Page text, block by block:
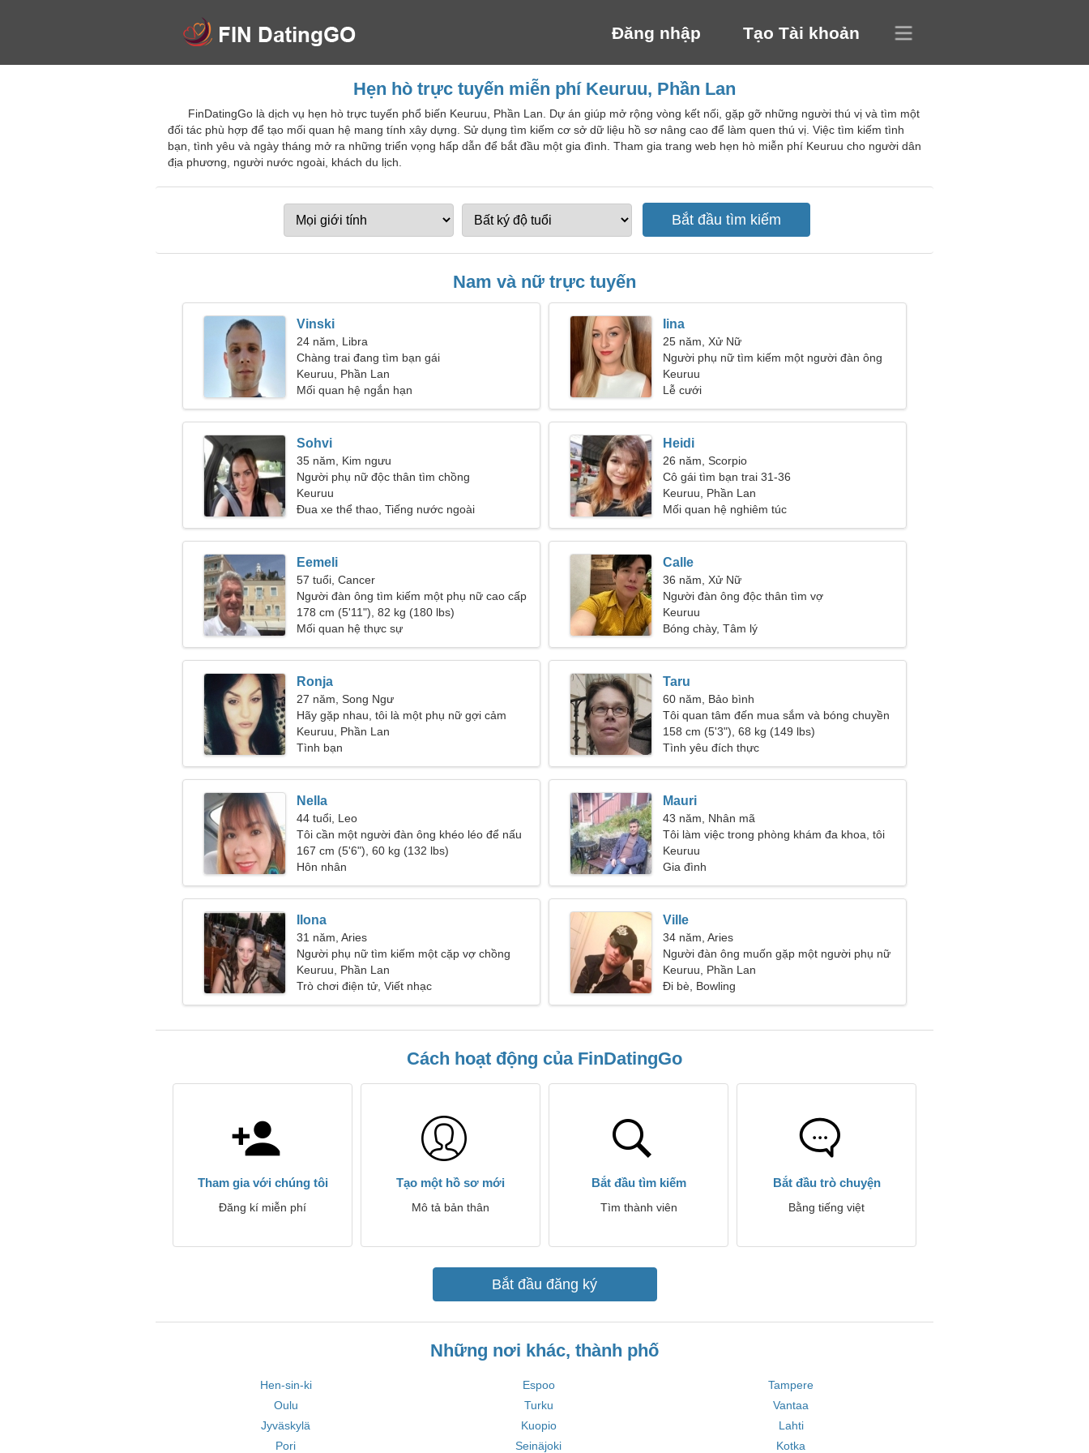
Đăng nhập Tạo Tài khoản
Hẹn hò trực tuyến miễn phí Keuruu, Phần Lan
FinDatingGo là dịch vụ hẹn hò trực tuyến phổ biến Keuruu, Phần Lan. Dự án giúp mở rộng vòng kết nối, gặp gỡ những người thú vị và tìm một
đối tác phù hợp để tạo mối quan hệ mang tính xây dựng. Sử dụng tìm kiếm cơ sở dữ liệu hồ sơ nâng cao để làm quen thú vị. Việc tìm kiếm tình
bạn, tình yêu và ngày tháng mở ra những triển vọng hấp dẫn để bắt đầu một gia đình. Tham gia trang web hẹn hò miễn phí Keuruu cho người dân
địa phương, người nước ngoài, khách du lịch.
Nam và nữ trực tuyến
Vinski
24 năm, Libra
Chàng trai đang tìm bạn gái
Keuruu, Phần Lan
Mối quan hệ ngắn hạn
Iina
25 năm, Xử Nữ
Người phụ nữ tìm kiếm một người đàn ông
Keuruu
Lễ cưới
Sohvi
35 năm, Kim ngưu
Người phụ nữ độc thân tìm chồng
Keuruu
Đua xe thể thao, Tiếng nước ngoài
Heidi
26 năm, Scorpio
Cô gái tìm bạn trai 31-36
Keuruu, Phần Lan
Mối quan hệ nghiêm túc
Eemeli
57 tuổi, Cancer
Người đàn ông tìm kiếm một phụ nữ cao cấp
46-55
178 cm (5'11"), 82 kg (180 lbs)
Mối quan hệ thực sự
Calle
36 năm, Xử Nữ
Người đàn ông độc thân tìm vợ
Keuruu
Bóng chày, Tâm lý
Ronja
27 năm, Song Ngư
Hãy gặp nhau, tôi là một phụ nữ gợi cảm
Keuruu, Phần Lan
Tình bạn
Taru
60 năm, Bảo bình
Tôi quan tâm đến mua sắm và bóng chuyền
158 cm (5'3"), 68 kg (149 lbs)
Tình yêu đích thực
Nella
44 tuổi, Leo
Tôi cần một người đàn ông khéo léo để nấu
ăn cùng nhau
167 cm (5'6"), 60 kg (132 lbs)
Hôn nhân
Mauri
43 năm, Nhân mã
Tôi làm việc trong phòng khám đa khoa, tôi
cần một người phụ nữ hấp dẫn
Keuruu
Gia đình
Ilona
31 năm, Aries
Người phụ nữ tìm kiếm một cặp vợ chồng
Keuruu, Phần Lan
Trò chơi điện tử, Viết nhạc
Ville
34 năm, Aries
Người đàn ông muốn gặp một người phụ nữ
Keuruu, Phần Lan
Đi bè, Bowling
Cách hoạt động của FinDatingGo
Tham gia với chúng tôi
Đăng kí miễn phí
Tạo một hồ sơ mới
Mô tả bản thân
Bắt đầu tìm kiếm
Tìm thành viên
Bắt đầu trò chuyện
Bằng tiếng việt
Bắt đầu đăng ký
Những nơi khác, thành phố
Hen-sin-ki Espoo
Tampere
Oulu
Turku
Vantaa
Jyväskylä
Kuopio
Lahti
Pori
Seinäjoki Kotka